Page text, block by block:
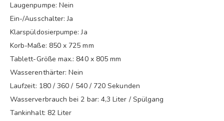
Laugenpumpe: Nein
Ein-/Ausschalter: Ja
Klarspüldosierpumpe: Ja
Korb-Maße: 850 x 725 mm
Tablett-Größe max.: 840 x 805 mm
Wasserenthärter: Nein
Laufzeit: 180 / 360 / 540 / 720 Sekunden
Wasserverbrauch bei 2 bar: 4,3 Liter / Spülgang
Tankinhalt: 82 Liter